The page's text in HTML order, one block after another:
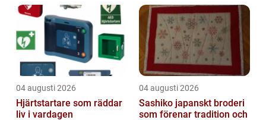
ventilationssystemet fungerar som det ska
mi...
04 augusti 2026
Hjärtstartare som räddar
liv i vardagen
04 augusti 2026
Sashiko japanskt broderi
som förenar tradition och